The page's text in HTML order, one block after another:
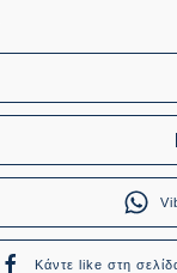
Κάντε like στη